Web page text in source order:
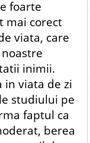
foarte
mai corect
viata, care
inimii.
in viata de zi
studiului pe
faptul ca
berea